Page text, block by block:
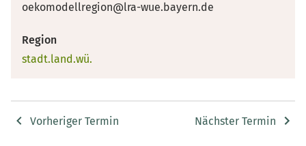
oekomodellregion@lra-wue.bayern.de
Region
stadt.land.wü.
Vorheriger Termin Nächster Termin